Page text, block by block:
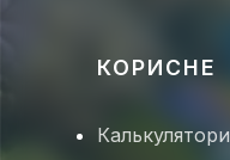
КОРИСНЕ
Калькулятори